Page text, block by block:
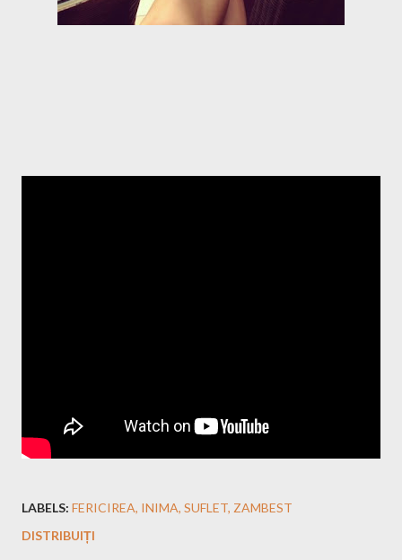
LABELS: FERICIREA INIMA SUFLET ZAMBEST
DISTRIBUIȚI